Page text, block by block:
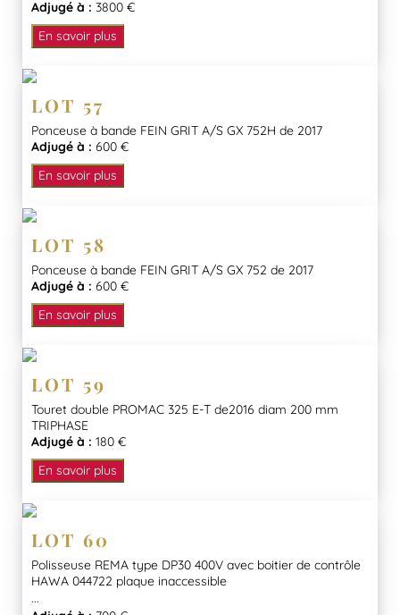
Adjugé à : 3800 €
En savoir plus
LOT 57
Ponceuse à bande FEIN GRIT A/S GX 752H de 2017
Adjugé à : 600 €
En savoir plus
LOT 58
Ponceuse à bande FEIN GRIT A/S GX 752 de 2017
Adjugé à : 600 €
En savoir plus
LOT 59
Touret double PROMAC 325 E-T de2016 diam 200 mm
TRIPHASE
Adjugé à : 180 €
En savoir plus
LOT 60
Polisseuse REMA type DP30 400V avec boitier de contrôle
HAWA 044722 plaque inaccessible
...